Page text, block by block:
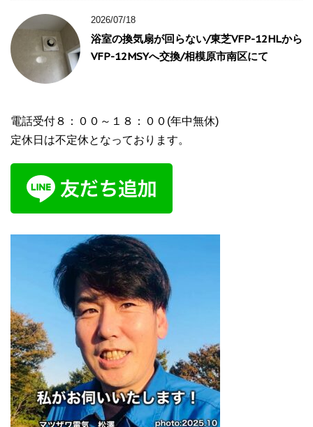
2026/07/18
浴室の換気扇が回らない/東芝VFP-12HLから
VFP-12MSYへ交換/相模原市南区にて
電話受付８：００～１８：００(年中無休)
定休日は不定休となっております。